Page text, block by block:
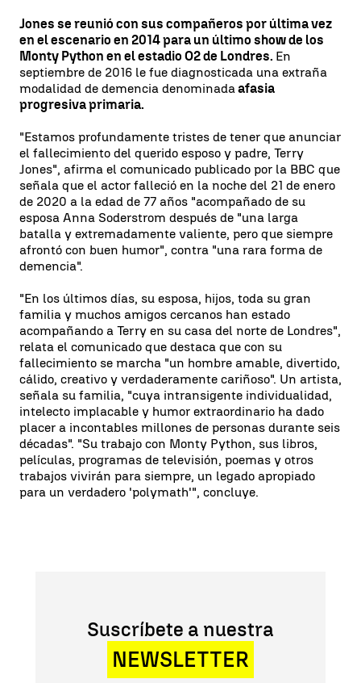
Jones se reunió con sus compañeros por última vez
en el escenario en 2014 para un último show de los
Monty Python en el estadio O2 de Londres. En
septiembre de 2016 le fue diagnosticada una extraña
modalidad de demencia denominadaafasia
progresiva primaria.
"Estamos profundamente tristes de tener que anunciar
el fallecimiento del querido esposo y padre, Terry
Jones", afirma el comunicado publicado por la BBC que
señala que el actor falleció en la noche del 21 de enero
de 2020 a la edad de 77 años "acompañado de su
esposa Anna Soderstrom después de "una larga
batalla y extremadamente valiente, pero que siempre
afrontó con buen humor", contra "una rara forma de
demencia".
"En los últimos días, su esposa, hijos, toda su gran
familia y muchos amigos cercanos han estado
acompañando a Terry en su casa del norte de Londres",
relata el comunicado que destaca que con su
fallecimiento se marcha "un hombre amable, divertido,
cálido, creativo y verdaderamente cariñoso". Un artista,
señala su familia, "cuya intransigente individualidad,
intelecto implacable y humor extraordinario ha dado
placer a incontables millones de personas durante seis
décadas". "Su trabajo con Monty Python, sus libros,
películas, programas de televisión, poemas y otros
trabajos vivirán para siempre, un legado apropiado
para un verdadero 'polymath'", concluye.
Suscríbete a nuestra
NEWSLETTER